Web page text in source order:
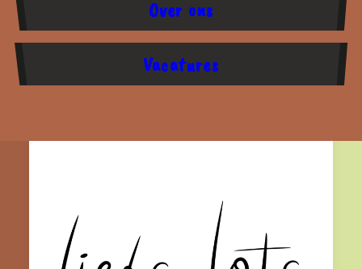
Over ons
Vacatures